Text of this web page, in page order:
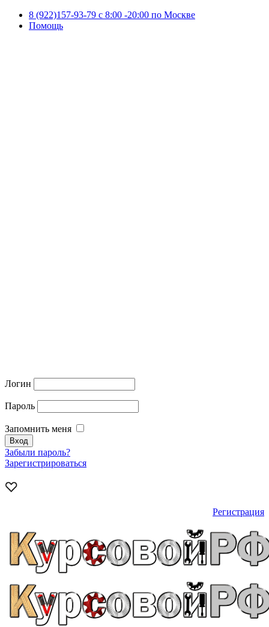
8 (922)157-93-79 c 8:00 -20:00 по Москве
Помощь
Логин
Пароль
Запомнить меня
Забыли пароль?
Зарегистрироваться
Регистрация